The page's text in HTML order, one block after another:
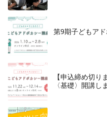
第9期子どもア
【申込締め切
〈基礎〉開講し